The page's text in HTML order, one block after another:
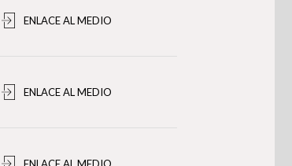
ENLACE AL MEDIO
ENLACE AL MEDIO